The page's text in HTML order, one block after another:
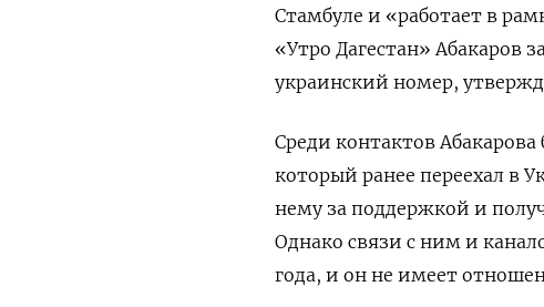
Стамбуле и «работает в
«Утро Дагестан» Абакаров
украинский номер,
Среди контактов
который ранее переехал в
нему за поддержкой и
Однако связи с ним и
года, и он не имеет